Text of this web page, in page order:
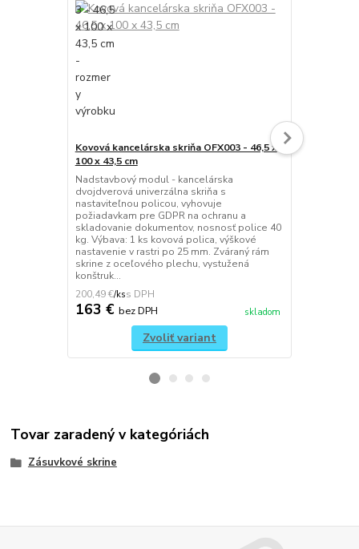
Kovová kancelárska skriňa OFX003 - 46,5 x
100 x 43,5 cm
Nadstavbový modul - kancelárska
dvojdverová univerzálna skriňa s
nastaviteľnou policou, vyhovuje
požiadavkam pre GDPR na ochranu a
skladovanie dokumentov, nosnosť police 40
kg. Výbava: 1 ks kovová polica, výškové
nastavenie v rastri po 25 mm. Zváraný rám
skrine z oceľového plechu, vystužená
konštruk...
200,49 €/ks
163 € bez DPH skladom
Zvoliť variant
Kovová
Tovar zaradený v kategóriách
Zásuvkové skrine